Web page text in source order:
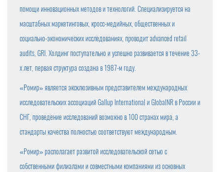
помощи инновационных методов и технологий. Специализируется на
масштабных маркетинговых, кросс-медийных, общественных и
социально-экономических исследованиях, проводит advanced retail
audits, GRI. Холдинг поступательно и успешно развивается в течение 33-
х лет, первая структура создана в 1987-м году.
«Ромир» является эксклюзивным представителем международных
исследовательских ассоциаций Gallup International и GlobalNR в России и
СНГ, проведение исследований возможно в 100 странах мира, а
стандарты качества полностью соответствуют международным.
«Ромир» располагает развитой исследовательской сетью с
собственными филиалами и совместными компаниями из основных